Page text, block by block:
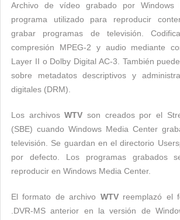
Archivo de vídeo grabado por Windows
programa utilizado para reproducir
grabar programas de televisión.
compresión MPEG-2 y audio mediante
Layer II o Dolby Digital AC-3. También
sobre metadatos descriptivos y
digitales (DRM).
Los archivosWTV son creados por el
(SBE) cuando Windows Media Center
televisión. Se guardan en el directorio
por defecto. Los programas grabados
reproducir en Windows Media Center.
El formato de archivo WTVreemplazó el
.DVR-MS anterior en la versión de